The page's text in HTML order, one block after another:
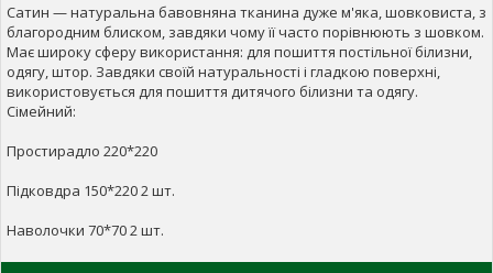
Сатин — натуральна бавовняна тканина дуже м'яка, шовковиста, з
благородним блиском, завдяки чому її часто порівнюють з шовком.
Має широку сферу використання: для пошиття постільної білизни,
одягу, штор. Завдяки своїй натуральності і гладкою поверхні,
використовується для пошиття дитячого білизни та одягу.
Сімейний:
Простирадло 220*220
Підковдра 150*220 2 шт.
Наволочки 70*70 2 шт.